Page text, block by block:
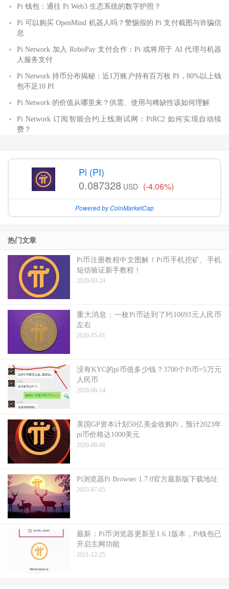
Pi 钱包：通往 Pi Web3 生态系统的数字护照？
Pi 可以购买 OpenMind 机器人吗？警惕假的 Pi 支付截图与诈骗信
息
Pi Network 加入 RoboPay 支付合作：Pi 或将用于 AI 代理与机器
人服务支付
Pi Network 持币分布揭秘：近1万账户持有百万枚 PI，80%以上钱
包不足10 PI
Pi Network 的价值从哪里来？供需、使用与稀缺性该如何理解
Pi Network 订阅智能合约上线测试网：PiRC2 如何实现自动续
费？
Pi (PI)
0.087328 USD (-4.06%)
Powered by CoinMarketCap
热门文章
Pi币注册教程中文图解！Pi币手机挖矿、手机
短信验证新手教程！
2020-03-24
重大消息：一枚Pi币达到了约10693元人民币
左右
2020-05-01
没有KYC的pi币值多少钱？3700个Pi币=5万元
人民币
2020-06-14
美国GP资本计划50亿美金收购Pi，预计2023年
pi币价格达1000美元
2020-08-08
Pi浏览器Pi Browser 1.7.0官方最新版下载地址
2023-07-05
最新：Pi币浏览器更新至1.6.1版本，Pi钱包已
开启主网功能
2021-12-25